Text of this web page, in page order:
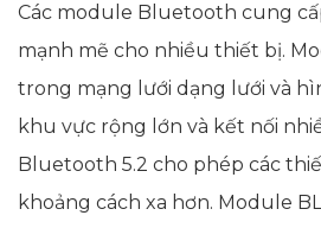
Các module Bluetooth cung
mạnh mẽ cho nhiều thiết bị.
trong mạng lưới dạng lưới và
khu vực rộng lớn và kết nối
Bluetooth 5.2 cho phép các
khoảng cách xa hơn. Module